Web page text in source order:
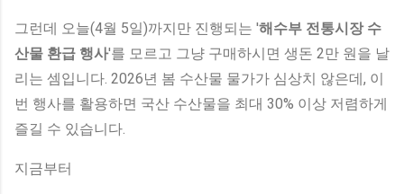
그런데 오늘(4월 5일)까지만 진행되는 '해수부 전통시장 수
산물 환급 행사'를 모르고 그냥 구매하시면 생돈 2만 원을 날
리는 셈입니다. 2026년 봄 수산물 물가가 심상치 않은데, 이
번 행사를 활용하면 국산 수산물을 최대 30% 이상 저렴하게
즐길 수 있습니다.
지금부터